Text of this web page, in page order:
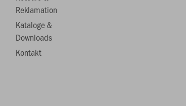
Reklamation
Kataloge &
Downloads
Kontakt